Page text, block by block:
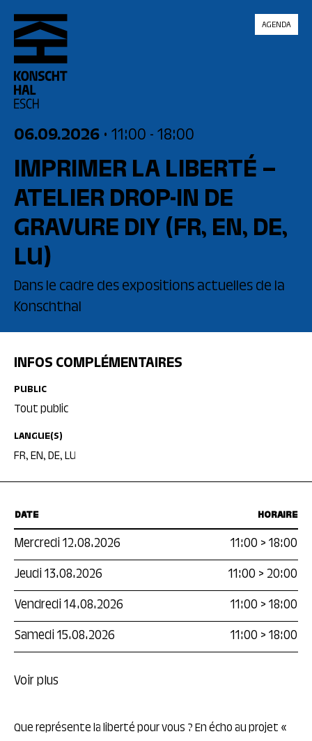
skip_to_content
AGENDA
06.09.2026 • 11:00 - 18:00
IMPRIMER LA LIBERTÉ –
ATELIER DROP-IN DE
GRAVURE DIY(FR, EN, DE,
LU)
Dans le cadre des expositions actuelles de la
Konschthal
DATE HORAIRE
Mercredi 12.08.2026 11:00 >18:00
Jeudi 13.08.2026
11:00 > 20:00
Vendredi 14.08.2026
11:00 >18:00
Samedi 15.08.2026
11:00 >18:00
Voir plus
Que représente la liberté pour vous ? En écho au projet «
INFOS COMPLÉMENTAIRES
PUBLIC
Tout public
LANGUE(S)
FR, EN, DE, LU